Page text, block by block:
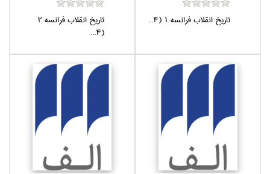
تاريخ انقلاب فرانسه 1 (4...
تاريخ انقلاب فرانسه 2
(4...